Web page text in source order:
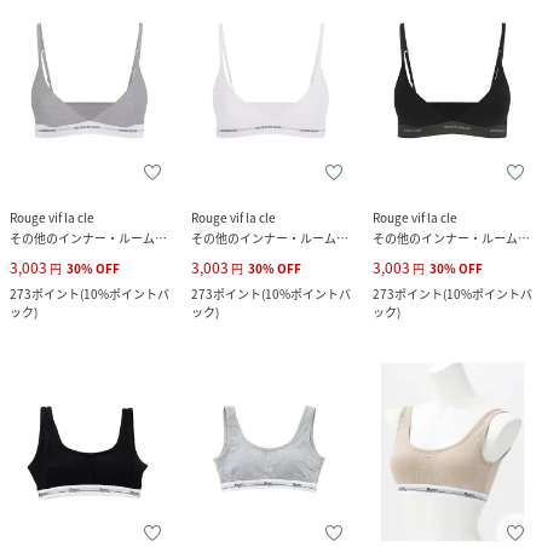
Rouge vif la cle
その他のインナー・ルームウェア
3,003 円 30%OFF
273ポイント(10%ポイントバ
ック)
Rouge vif la cle
その他のインナー・ルームウェア
3,003 円 30%OFF
273ポイント(10%ポイントバ
ック)
Rouge vif la cle
その他のインナー・ルームウェア
3,003 円 30%OFF
273ポイント(10%ポイントバ
ック)